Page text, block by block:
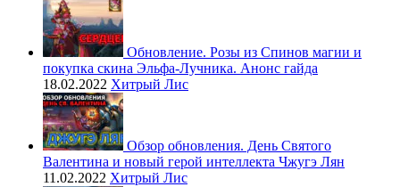
Обновление. Розы из Спинов магии и
покупка скина Эльфа-Лучника. Анонс гайда
18.02.2022 Хитрый Лис
Обзор обновления. День Святого
Валентина и новый герой интеллекта Чжугэ Лян
11.02.2022 Хитрый Лис